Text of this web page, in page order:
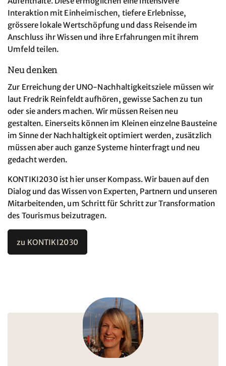
Interaktion mit Einheimischen, tiefere Erlebnisse,
grössere lokale Wertschöpfung und dass Reisende im
Anschluss ihr Wissen und ihre Erfahrungen mit ihrem
Umfeld teilen.
Neu denken
Zur Erreichung der UNO-Nachhaltigkeitsziele müssen wir
laut Fredrik Reinfeldt aufhören, gewisse Sachen zu tun
oder sie anders machen. Wir müssen Reisen neu
gestalten. Einerseits können im Kleinen einzelne Bausteine
im Sinne der Nachhaltigkeit optimiert werden, zusätzlich
müssen aber auch ganze Systeme hinterfragt und neu
gedacht werden.
KONTIKI2030 ist hier unser Kompass. Wir bauen auf den
Dialog und das Wissen von Experten, Partnern und unseren
Mitarbeitenden, um Schritt für Schritt zur Transformation
des Tourismus beizutragen.
zu KONTIKI2030